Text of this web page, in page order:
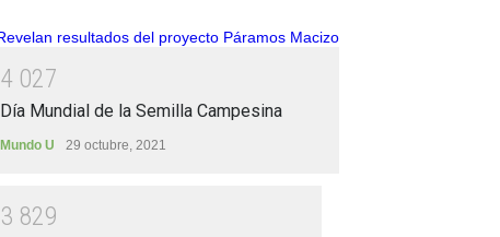
4 027
Día Mundial de la Semilla Campesina
Mundo U 29 octubre, 2021
3 829